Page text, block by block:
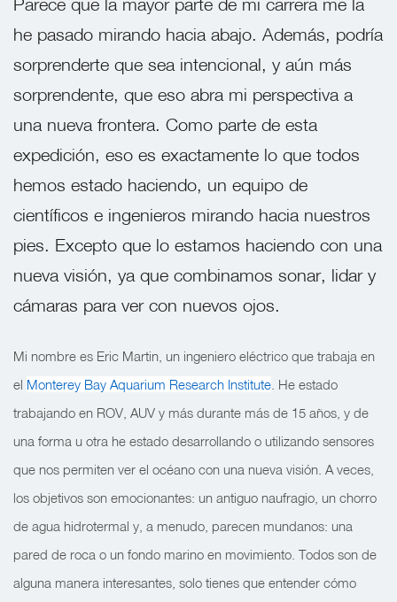
he pasado mirando hacia abajo. Además, podría
sorprenderte que sea intencional, y aún más
sorprendente, que eso abra mi perspectiva a
una nueva frontera. Como parte de esta
expedición, eso es exactamente lo que todos
hemos estado haciendo, un equipo de
científicos e ingenieros mirando hacia nuestros
pies. Excepto que lo estamos haciendo con una
nueva visión, ya que combinamos sonar, lidar y
cámaras para ver con nuevos ojos.
Mi nombre es Eric Martin, un ingeniero eléctrico que trabaja en
el Monterey Bay Aquarium Research Institute He estado
trabajando en ROV, AUV y más durante más de 15 años, y de
una forma u otra he estado desarrollando o utilizando sensores
que nos permiten ver el océano con una nueva visión. A veces,
los objetivos son emocionantes: un antiguo naufragio, un chorro
de agua hidrotermal y, a menudo, parecen mundanos: una
pared de roca o un fondo marino en movimiento. Todos son de
alguna manera interesantes, solo tienes que entender cómo